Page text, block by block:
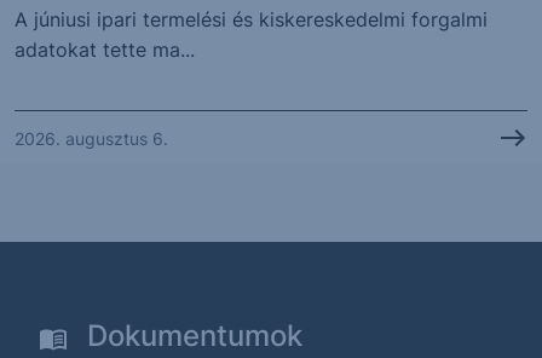
A júniusi ipari termelési és kiskereskedelmi forgalmi
adatokat tette ma...
2026. augusztus 6.
Dokumentumok